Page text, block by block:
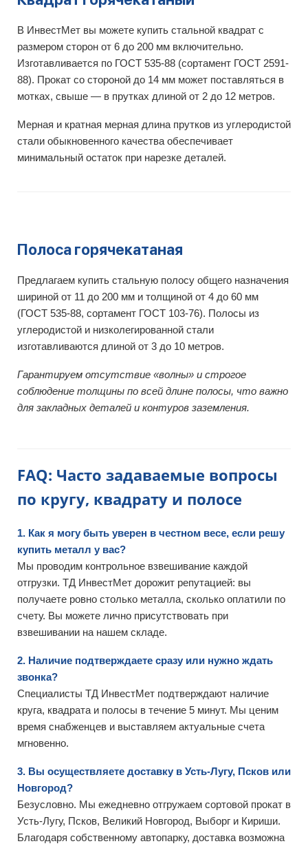
В ИнвестМет вы можете купить стальной квадрат с
размером сторон от 6 до 200 мм включительно.
Изготавливается по ГОСТ 535-88 (сортамент ГОСТ 2591-
88). Прокат со стороной до 14 мм может поставляться в
мотках, свыше — в прутках длиной от 2 до 12 метров.
Мерная и кратная мерная длина прутков из углеродистой
стали обыкновенного качества обеспечивает
минимальный остаток при нарезке деталей.
Полоса горячекатаная
Предлагаем купить стальную полосу общего назначения
шириной от 11 до 200 мм и толщиной от 4 до 60 мм
(ГОСТ 535-88, сортамент ГОСТ 103-76). Полосы из
углеродистой и низколегированной стали
изготавливаются длиной от 3 до 10 метров.
Гарантируем отсутствие «волны» и строгое
соблюдение толщины по всей длине полосы, что важно
для закладных деталей и контуров заземления.
FAQ: Часто задаваемые вопросы
по кругу, квадрату и полосе
1. Как я могу быть уверен в честном весе, если решу
купить металл у вас?
Мы проводим контрольное взвешивание каждой
отгрузки. ТД ИнвестМет дорожит репутацией: вы
получаете ровно столько металла, сколько оплатили по
счету. Вы можете лично присутствовать при
взвешивании на нашем складе.
2. Наличие подтверждаете сразу или нужно ждать
звонка?
Специалисты ТД ИнвестМет подтверждают наличие
круга, квадрата и полосы в течение 5 минут. Мы ценим
время снабженцев и выставляем актуальные счета
мгновенно.
3. Вы осуществляете доставку в Усть-Лугу, Псков или
Новгород?
Безусловно. Мы ежедневно отгружаем сортовой прокат в
Усть-Лугу, Псков, Великий Новгород, Выборг и Кириши.
Благодаря собственному автопарку, доставка возможна